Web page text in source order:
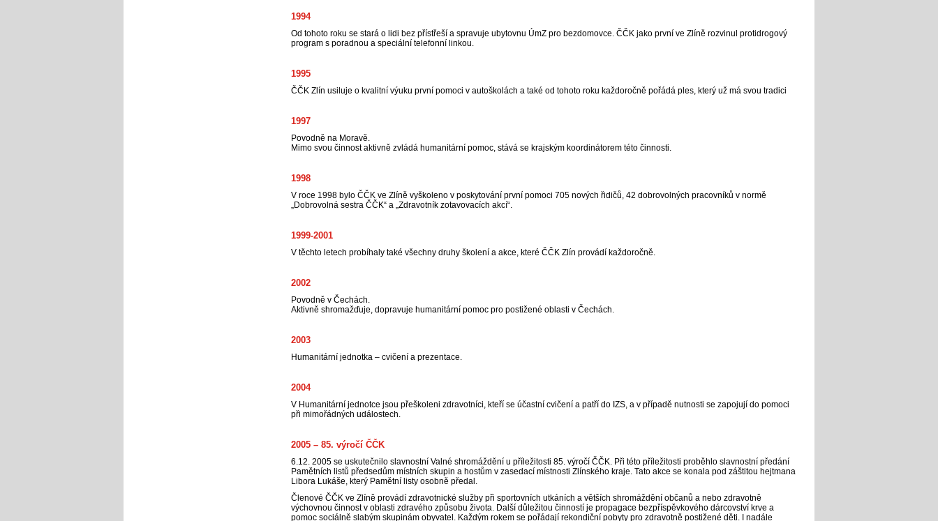
1994
Od tohoto roku se stará o lidi bez přístřeší a spravuje ubytovnu ÚmZ pro bezdomovce. ČČK jako první ve Zlíně rozvinul protidrogový
program s poradnou a speciální telefonní linkou.
1995
ČČK Zlín usiluje o kvalitní výuku první pomoci v autoškolách a také od tohoto roku každoročně pořádá ples, který už má svou tradici
1997
Povodně na Moravě.
Mimo svou činnost aktivně zvládá humanitární pomoc, stává se krajským koordinátorem této činnosti.
1998
V roce 1998 bylo ČČK ve Zlíně vyškoleno v poskytování první pomoci 705 nových řidičů, 42 dobrovolných pracovníků v normě
„Dobrovolná sestra ČČK“ a „Zdravotník zotavovacích akcí“.
1999-2001
V těchto letech probíhaly také všechny druhy školení a akce, které ČČK Zlín provádí každoročně.
2002
Povodně v Čechách.
Aktivně shromažďuje, dopravuje humanitární pomoc pro postižené oblasti v Čechách.
2003
Humanitární jednotka – cvičení a prezentace.
2004
V Humanitární jednotce jsou přeškoleni zdravotníci, kteří se účastní cvičení a patří do IZS, a v případě nutnosti se zapojují do pomoci
při mimořádných událostech.
2005 – 85. výročí ČČK
6.12. 2005 se uskutečnilo slavnostní Valné shromáždění u příležitosti 85. výročí ČČK. Při této příležitosti proběhlo slavnostní předání
Pamětních listů předsedům místních skupin a hostům v zasedací místnosti Zlínského kraje. Tato akce se konala pod záštitou hejtmana
Libora Lukáše, který Pamětní listy osobně předal.
Členové ČČK ve Zlíně provádí zdravotnické služby při sportovních utkáních a větších shromáždění občanů a nebo zdravotně
výchovnou činnost v oblasti zdravého způsobu života. Další důležitou činností je propagace bezpříspěvkového dárcovství krve a
pomoc sociálně slabým skupinám obyvatel. Každým rokem se pořádají rekondiční pobyty pro zdravotně postižené děti. I nadále